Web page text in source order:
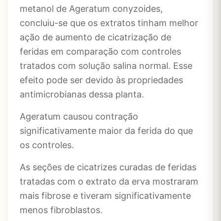
metanol de Ageratum conyzoides,
concluiu-se que os extratos tinham melhor
ação de aumento de cicatrização de
feridas em comparação com controles
tratados com solução salina normal. Esse
efeito pode ser devido às propriedades
antimicrobianas dessa planta.
Ageratum causou contração
significativamente maior da ferida do que
os controles.
As seções de cicatrizes curadas de feridas
tratadas com o extrato da erva mostraram
mais fibrose e tiveram significativamente
menos fibroblastos.